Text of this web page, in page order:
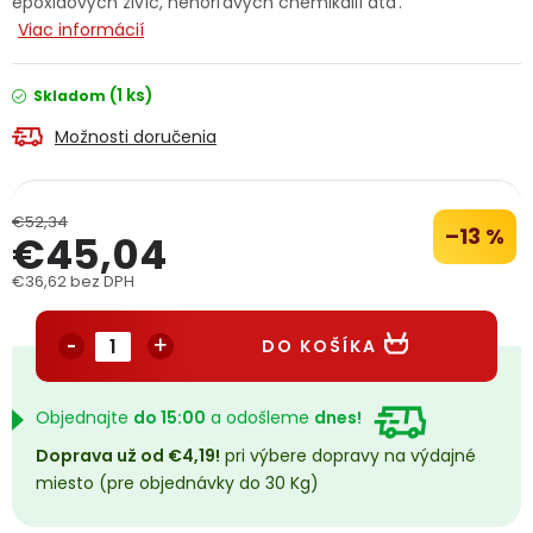
Reklamačný formulár
Podmienky ochrany osobných údajov
Viac informácií
Skladom (1 ks)
Možnosti doručenia
€52,34 –13 %
€45,04
€36,62 bez DPH
DO KOŠÍKA
Objednajte do 15:00 a odošleme dnes!
Doprava už od €4,19! pri výbere dopravy na výdajné
miesto (pre objednávky do 30 Kg)